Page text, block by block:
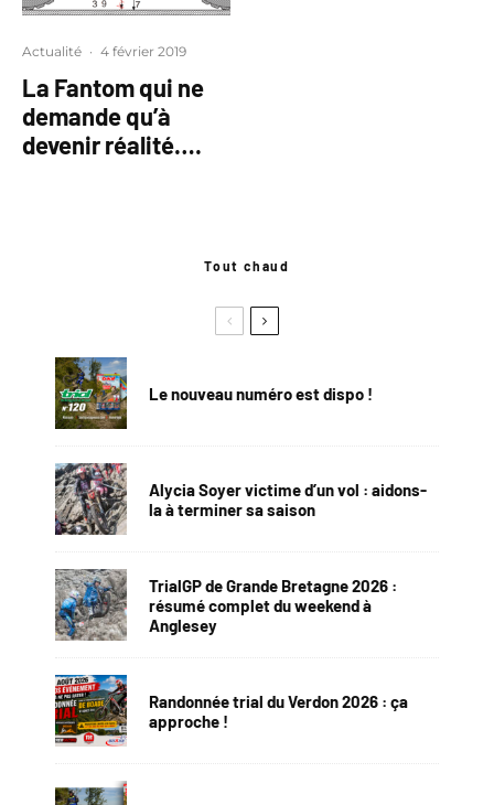
Actualité · 4 février 2019
La Fantom qui ne
demande qu’à
devenir réalité….
Tout chaud
Le nouveau numéro est dispo !
Alycia Soyer victime d’un vol : aidons-
la à terminer sa saison
TrialGP de Grande Bretagne 2026 :
résumé complet du weekend à
Anglesey
Randonnée trial du Verdon 2026 : ça
approche !